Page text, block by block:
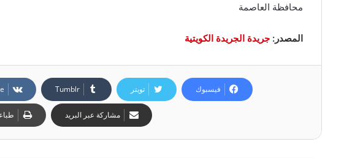
محافظة العاصمة
المصدر: جريدة الجريدة الكويتية
فيسبوك تويتر ‏Tumblr
مشاركة عبر البريد